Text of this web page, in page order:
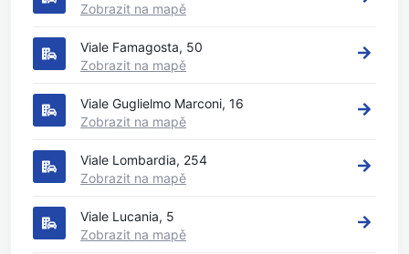
Zobrazit na mapě
Viale Famagosta, 50
Zobrazit na mapě
Viale Guglielmo Marconi, 16
Zobrazit na mapě
Viale Lombardia, 254
Zobrazit na mapě
Viale Lucania, 5
Zobrazit na mapě